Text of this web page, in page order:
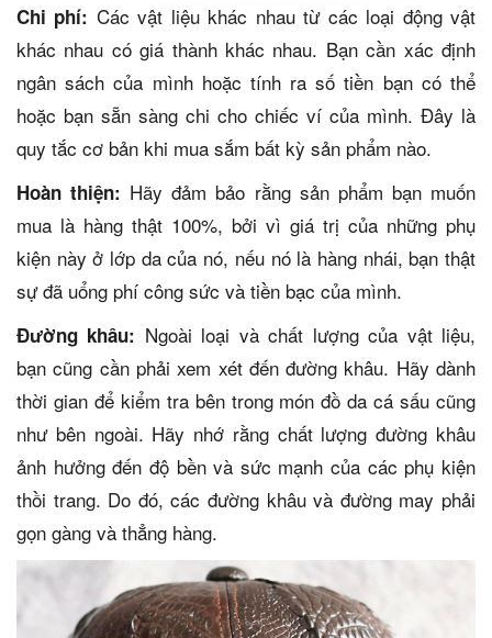
Chi phí: Các vật liệu khác nhau từ các loại động vật
khác nhau có giá thành khác nhau. Bạn cần xác định
ngân sách của mình hoặc tính ra số tiền bạn có thể
hoặc bạn sẵn sàng chi cho chiếc ví của mình. Đây là
quy tắc cơ bản khi mua sắm bất kỳ sản phẩm nào.
Hoàn thiện: Hãy đảm bảo rằng sản phẩm bạn muốn
mua là hàng thật 100%, bởi vì giá trị của những phụ
kiện này ở lớp da của nó, nếu nó là hàng nhái, bạn thật
sự đã uổng phí công sức và tiền bạc của mình.
Đường khâu: Ngoài loại và chất lượng của vật liệu,
bạn cũng cần phải xem xét đến đường khâu. Hãy dành
thời gian để kiểm tra bên trong món đồ da cá sấu cũng
như bên ngoài. Hãy nhớ rằng chất lượng đường khâu
ảnh hưởng đến độ bền và sức mạnh của các phụ kiện
thồi trang. Do đó, các đường khâu và đường may phải
gọn gàng và thẳng hàng.